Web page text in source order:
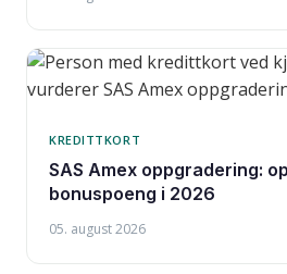
KREDITTKORT
SAS Amex oppgradering:
bonuspoeng i 2026
05. august 2026